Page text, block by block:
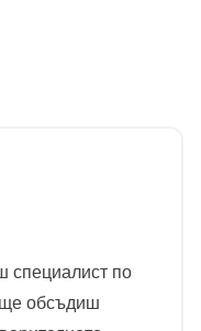
специалист по
ще обсъдиш